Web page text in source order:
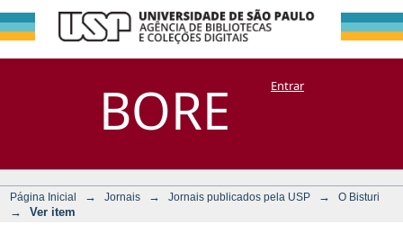
BORE
O Bisturi, ano 075,
n. 001, mar. 2004
DSpace/Manakin + CoriscoEntrar
Página Inicial → Jornais → Jornais publicados pela USP → O Bisturi
→ Ver item